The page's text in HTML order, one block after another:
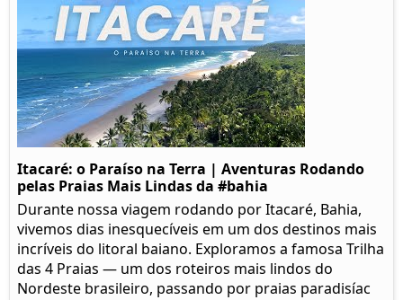
Itacaré: o Paraíso na Terra | Aventuras Rodando
pelas Praias Mais Lindas da #bahia
Durante nossa viagem rodando por Itacaré, Bahia,
vivemos dias inesquecíveis em um dos destinos mais
incríveis do litoral baiano. Exploramos a famosa Trilha
das 4 Praias — um dos roteiros mais lindos do
Nordeste brasileiro, passando por praias paradisíac